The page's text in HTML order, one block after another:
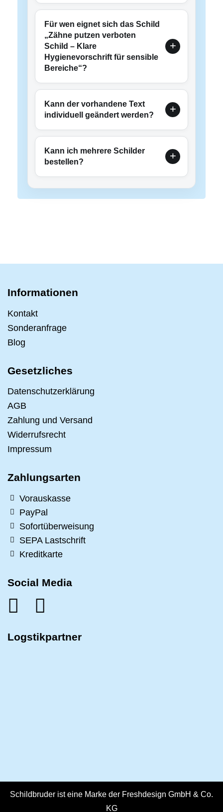
Für wen eignet sich das Schild
„Zähne putzen verboten
Schild – Klare
Hygienevorschrift für sensible
Bereiche“?
Kann der vorhandene Text
individuell geändert werden?
Kann ich mehrere Schilder
bestellen?
Informationen
Kontakt
Sonderanfrage
Blog
Gesetzliches
Datenschutzerklärung
AGB
Zahlung und Versand
Widerrufsrecht
Impressum
Zahlungsarten
Vorauskasse
PayPal
Sofortüberweisung
SEPA Lastschrift
Kreditkarte
Social Media
Logstikpartner
Schildbruder ist eine Marke der Freshdesign GmbH & Co.
KG